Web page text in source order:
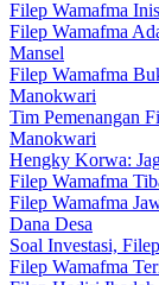
Filep Wamafma
Filep Wamafma
Mansel
Filep Wamafma
Manokwari
Tim Pemenangan
Manokwari
Hengky Korwa:
Filep Wamafma
Filep Wamafma
Dana Desa
Soal Investasi,
Filep Wamafma